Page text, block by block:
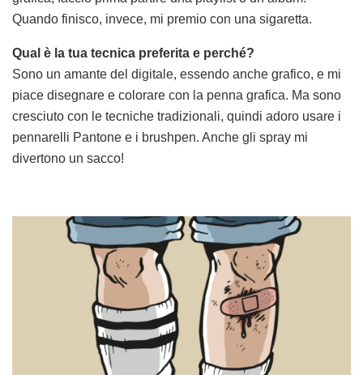
Quando finisco, invece, mi premio con una sigaretta.
Qual è la tua tecnica preferita e perché?
Sono un amante del digitale, essendo anche grafico, e mi
piace disegnare e colorare con la penna grafica. Ma sono
cresciuto con le tecniche tradizionali, quindi adoro usare i
pennarelli Pantone e i brushpen. Anche gli spray mi
divertono un sacco!